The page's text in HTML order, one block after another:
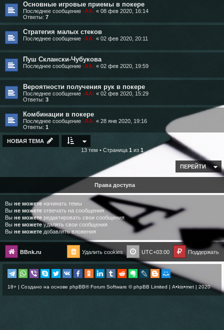
Основные игровые приемы в покере
Последнее сообщение -AA- « 08 фев 2020, 16:14
Ответы: 7
Стратегия малых стеков
Последнее сообщение -AA- « 02 фев 2020, 20:11
Пуш Склански-Чубукова
Последнее сообщение -AA- « 02 фев 2020, 19:59
Вероятности получения рук в покере
Последнее сообщение -AA- « 02 фев 2020, 15:29
Ответы: 3
Комбинации в покере
Последнее сообщение -AA- « 28 янв 2020, 19:16
Ответы: 1
НОВАЯ ТЕМА
13 тем • Страница 1из 1
ПЕРЕЙТИ
Права доступа
Вы не можете начинать темы
Вы не можете отвечать на сообщения
Вы не можете редактировать свои сообщения
Вы не можетеудалять свои сообщения
Вы не можете добавлять вложения
BBnk.ru Поддержать
UTC+03:00
Удалить cookies
18+ | Создано на основе phpBB® Forum Software © phpBB Limited | A•kis•met | 2020